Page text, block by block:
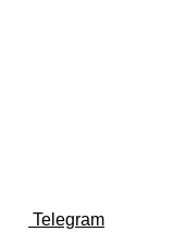
Telegram